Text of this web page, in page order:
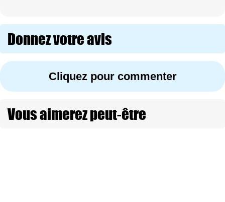
Donnez votre avis
Cliquez pour commenter
Vous aimerez peut-être